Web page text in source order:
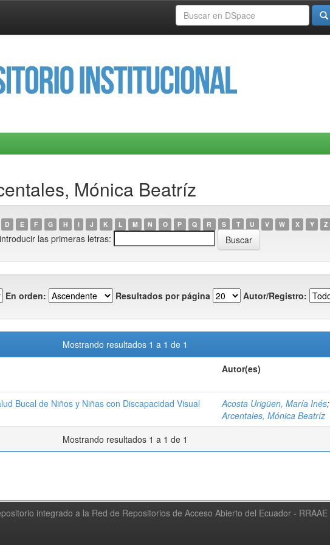
Mónica Beatríz
D E F G H I J K L M N O P Q R S T U V W X Y Z
las primeras letras:
En orden: Resultados por página Autor/Registro:
Mostrando resultados 1 a 1 de 1
Autor(es)
Bucal de Niños y Niñas con Discapacidad Visual Acosta Urigüen, María Inés;
Arcentales, Mónica Beatríz
Mostrando resultados 1 a 1 de 1
integrado a la Red de Repositorios de Acceso Abierto del Ecuador - RRAAE